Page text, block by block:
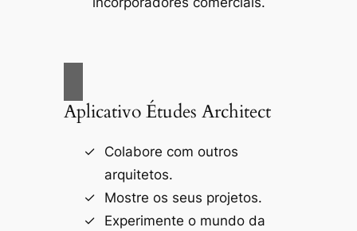
Aplicativo Études Architect
Colabore com outros
arquitetos.
Mostre os seus projetos.
Experimente o mundo da